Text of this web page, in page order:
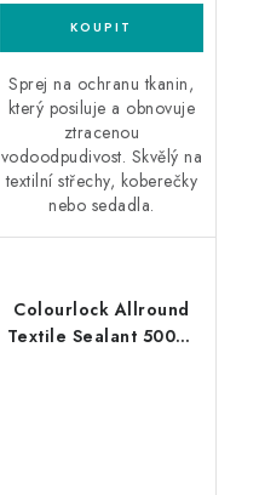
Sprej na ochranu tkanin,
který posiluje a obnovuje
ztracenou
vodoodpudivost. Skvělý na
textilní střechy, koberečky
nebo sedadla.
Colourlock Allround
Textile Sealant 500ml